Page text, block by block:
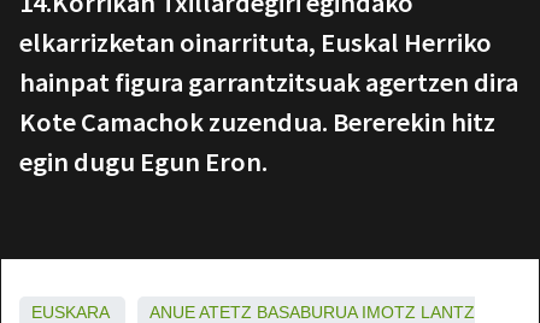
elkarrizketan oinarrituta, Euskal Herriko
hainpat figura garrantzitsuak agertzen dira
Kote Camachok zuzendua. Bererekin hitz
egin dugu Egun Eron.
EUSKARA ANUEATETZ BASABURUA IMOTZ LANTZ